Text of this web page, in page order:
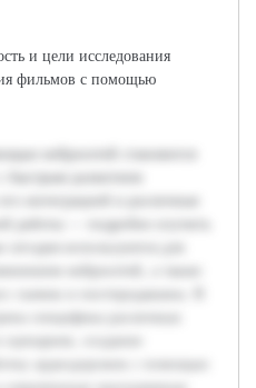
и цели исследования
фильмов с помощью